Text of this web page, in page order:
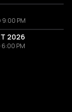
9:00 PM
2026
6:00 PM